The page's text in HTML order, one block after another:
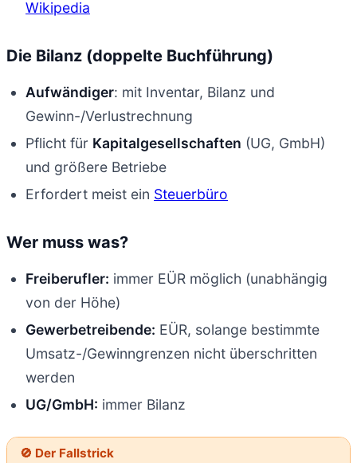
Wikipedia
Die Bilanz (doppelte Buchführung)
Aufwändiger: mit Inventar, Bilanz und
Gewinn-/Verlustrechnung
Pflicht für Kapitalgesellschaften (UG, GmbH)
und größere Betriebe
Erfordert meist ein Steuerbüro
Wer muss was?
Freiberufler: immer EÜR möglich (unabhängig
von der Höhe)
Gewerbetreibende: EÜR, solange bestimmte
Umsatz-/Gewinngrenzen nicht überschritten
werden
UG/GmbH: immer Bilanz
🚫 Der Fallstrick